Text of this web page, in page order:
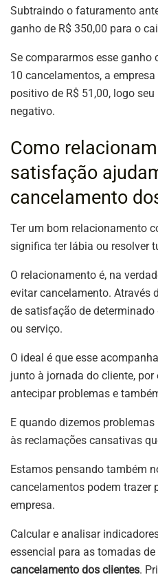
Subtraindo o faturamento
ganho de R$ 350,00 para o
Se compararmos esse ganho
10 cancelamentos, a
positivo de R$ 51,00, logo
negativo.
Como
satisfação
cancelamento
Ter um bom relacionamento
significa ter lábia ou resolver
O relacionamento é, na
evitar cancelamento. Através
de satisfação de
ou serviço.
O ideal é que esse
junto à jornada do cliente,
antecipar problemas e
E quando dizemos
às reclamações cansativas
Estamos pensando também
cancelamentos podem trazer
empresa.
Calcular e analisar
essencial para as tomadas
cancelamento dos clientes.